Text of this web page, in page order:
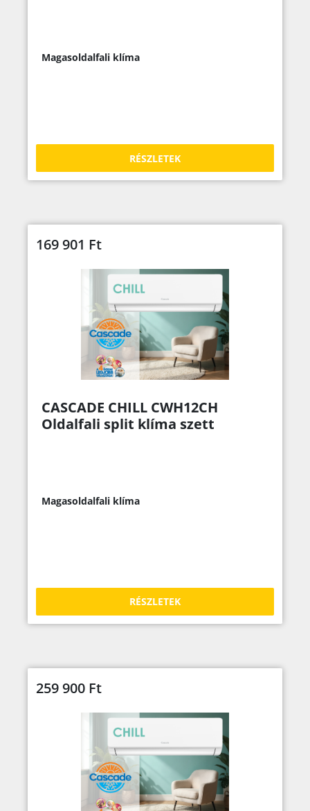
Magasoldalfali klíma
RÉSZLETEK
169 901 Ft
CASCADE CHILL CWH12CH
Oldalfali split klíma szett
Magasoldalfali klíma
RÉSZLETEK
259 900 Ft